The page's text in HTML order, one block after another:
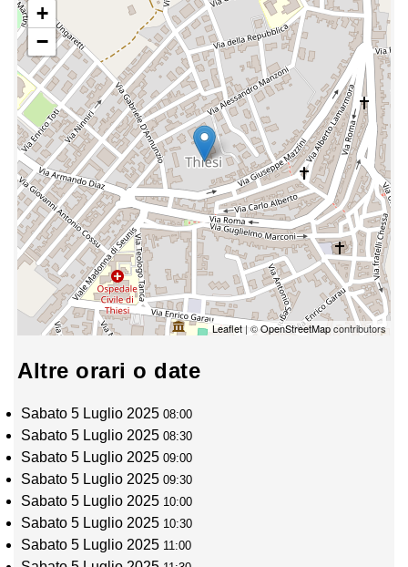
+
−
Leaflet| ©OpenStreetMapcontributors
Altre orari o date
Sabato 5 Luglio 202508:00
Sabato 5 Luglio 202508:30
Sabato 5 Luglio 202509:00
Sabato 5 Luglio 202509:30
Sabato 5 Luglio 2025 10:00
Sabato 5 Luglio 2025 10:30
Sabato 5 Luglio 2025 11:00